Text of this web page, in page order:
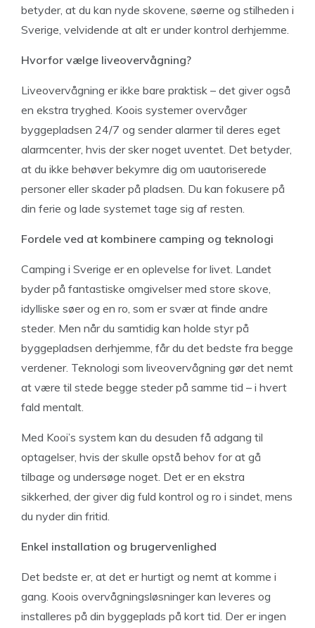
betyder, at du kan nyde skovene, søerne og stilheden i
Sverige, velvidende at alt er under kontrol derhjemme.
Hvorfor vælge liveovervågning?
Liveovervågning er ikke bare praktisk – det giver også
en ekstra tryghed. Koois systemer overvåger
byggepladsen 24/7 og sender alarmer til deres eget
alarmcenter, hvis der sker noget uventet. Det betyder,
at du ikke behøver bekymre dig om uautoriserede
personer eller skader på pladsen. Du kan fokusere på
din ferie og lade systemet tage sig af resten.
Fordele ved at kombinere camping og teknologi
Camping i Sverige er en oplevelse for livet. Landet
byder på fantastiske omgivelser med store skove,
idylliske søer og en ro, som er svær at finde andre
steder. Men når du samtidig kan holde styr på
byggepladsen derhjemme, får du det bedste fra begge
verdener. Teknologi som liveovervågning gør det nemt
at være til stede begge steder på samme tid – i hvert
fald mentalt.
Med Kooi’s system kan du desuden få adgang til
optagelser, hvis der skulle opstå behov for at gå
tilbage og undersøge noget. Det er en ekstra
sikkerhed, der giver dig fuld kontrol og ro i sindet, mens
du nyder din fritid.
Enkel installation og brugervenlighed
Det bedste er, at det er hurtigt og nemt at komme i
gang. Koois overvågningsløsninger kan leveres og
installeres på din byggeplads på kort tid. Der er ingen